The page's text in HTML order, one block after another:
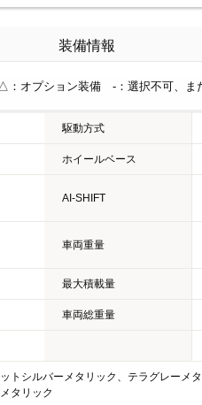
装備情報
オプション装備 -：選択不可、ま
駆動方式
ホイールベース
AI-SHIFT
車両重量
最大積載量
車両総重量
トシルバーメタリック、テラグレーメ
タリック